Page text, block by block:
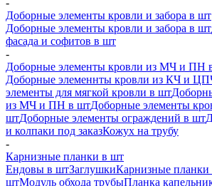
-
Доборные элементы кровли и забора в шт
Доборные элементы кровли и забора в шт
фасада и софитов в шт
-
Доборные элементы кровли из МЧ и ПН
Доборные элеменнты кровли из КЧ и
элементы для мягкой кровли в шт
из МЧ и ПН в штДоборные элементы
штДоборные элементы ограждений в шт
и колпаки под заказКожух на трубу
-
Карнизные планки в шт
Ендовы в штЗаглушкиКарнизные
штМодуль обхода трубыПланка